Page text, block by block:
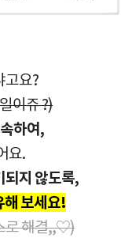
고요?
이쥬?)
하여,
요.
되지 않도록,
해 보세요!
로 해결,,♡)